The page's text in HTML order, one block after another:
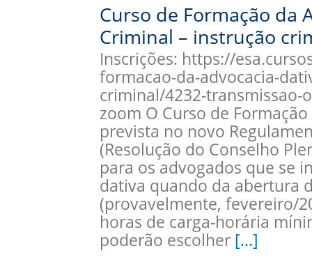
Curso de Formação da
Criminal – instrução
Inscrições: https://
formacao-da-advocacia-
criminal/4232-
zoom O Curso de
prevista no novo
(Resolução do Conselho
para os advogados que se
dativa quando da abertura
(provavelmente, fevereiro/
horas de carga-horária
poderão escolher […]